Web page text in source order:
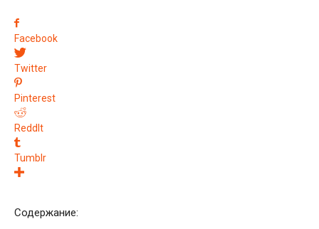
Facebook
Twitter
Pinterest
ReddIt
Tumblr
Содержание: